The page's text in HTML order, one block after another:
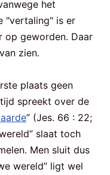
het
"vertaling" is er
op geworden. Daar
zien.
plaats geen
spreekt over de
” (Jes. 66 : 22;
slaat toch
Men sluit dus
wereld” ligt wel